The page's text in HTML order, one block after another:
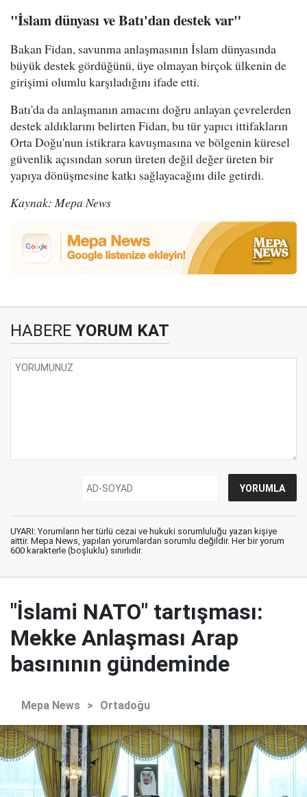
"İslam dünyası ve Batı'dan destek var"
Bakan Fidan, savunma anlaşmasının İslam dünyasında
büyük destek gördüğünü, üye olmayan birçok ülkenin de
girişimi olumlu karşıladığını ifade etti.
Batı'da da anlaşmanın amacını doğru anlayan çevrelerden
destek aldıklarını belirten Fidan, bu tür yapıcı ittifakların
Orta Doğu'nun istikrara kavuşmasına ve bölgenin küresel
güvenlik açısından sorun üreten değil değer üreten bir
yapıya dönüşmesine katkı sağlayacağını dile getirdi.
Kaynak: Mepa News
HABERE YORUM KAT
UYARI: Yorumların her türlü cezai ve hukuki sorumluluğu yazan kişiye
aittir. Mepa News, yapılan yorumlardan sorumlu değildir. Her bir yorum
600 karakterle (boşluklu) sınırlıdır.
"İslami NATO" tartışması:
Mekke Anlaşması Arap
basınının gündeminde
Mepa News > Ortadoğu